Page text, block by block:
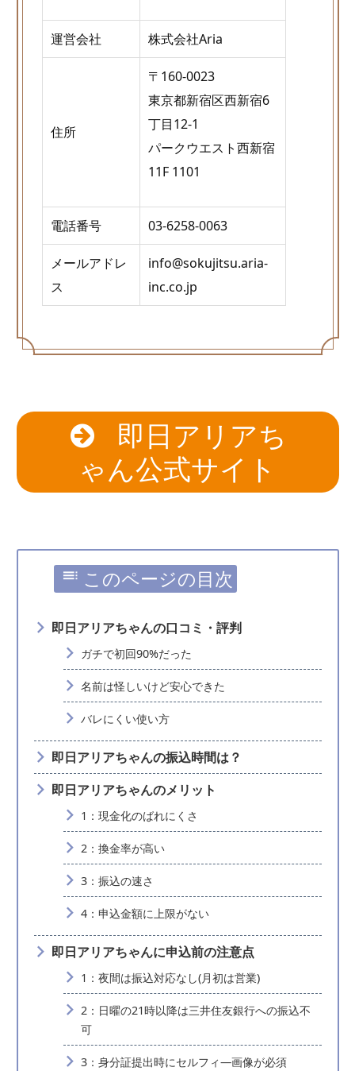
運営会社 株式会社Aria
住所
〒160-0023
東京都新宿区西新宿6
丁目12-1
パークウエスト西新宿
11F 1101
電話番号 03-6258-0063
メールアドレ
ス
info@sokujitsu.aria-
inc.co.jp
即日アリアち
ゃん公式サイト
このページの目次
即日アリアちゃんの口コミ・評判
ガチで初回90%だった
名前は怪しいけど安心できた
バレにくい使い方
即日アリアちゃんの振込時間は？
即日アリアちゃんのメリット
1：現金化のばれにくさ
2：換金率が高い
3：振込の速さ
4：申込金額に上限がない
即日アリアちゃんに申込前の注意点
1：夜間は振込対応なし(月初は営業)
2：日曜の21時以降は三井住友銀行への振込不
可
3：身分証提出時にセルフィ―画像が必須